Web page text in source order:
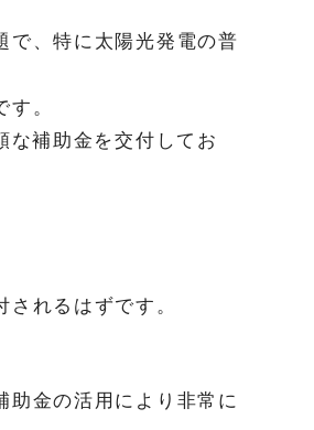
で、特に太陽光発電の普
。
な補助金を交付してお
れるはずです。
助金の活用により非常に